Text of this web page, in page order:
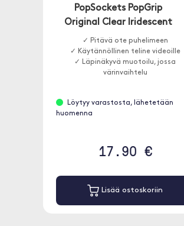
PopSockets PopGrip
Original Clear Iridescent
✓ Pitävä ote puhelimeen
✓ Käytännöllinen teline videoille
✓ Läpinäkyvä muotoilu, jossa
värinvaihtelu
Löytyy varastosta, lähetetään
huomenna
17.90 €
Lisää ostoskoriin